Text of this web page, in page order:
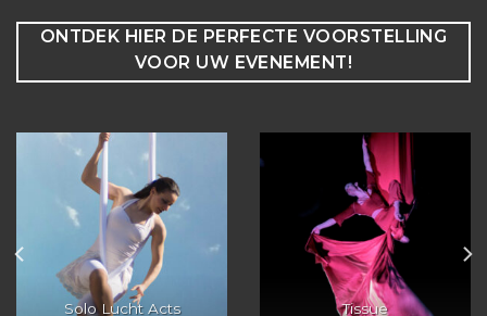
ONTDEK HIER DE PERFECTE VOORSTELLING
VOOR UW EVENEMENT!
Solo Lucht Acts Tissue